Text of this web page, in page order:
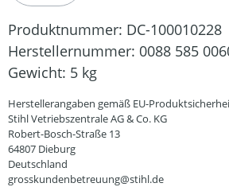
Produktnummer: DC-100010228
Herstellernummer: 0088 585
Gewicht: 5 kg
Herstellerangaben gemäß EU-
Stihl Vetriebszentrale AG & Co. KG
Robert-Bosch-Straße 13
64807 Dieburg
Deutschland
grosskundenbetreuung@stihl.de